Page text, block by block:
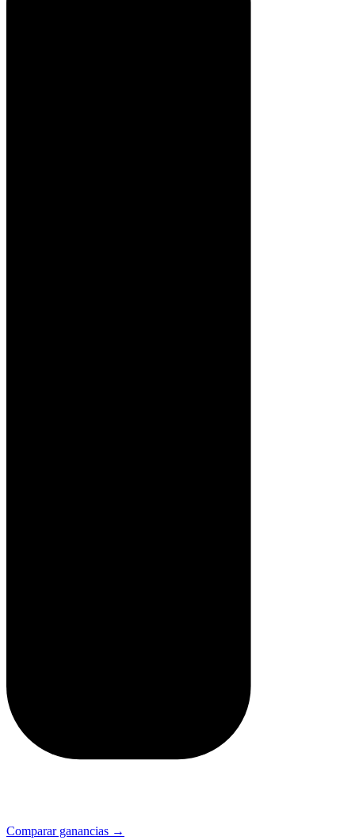
Comparar ganancias →